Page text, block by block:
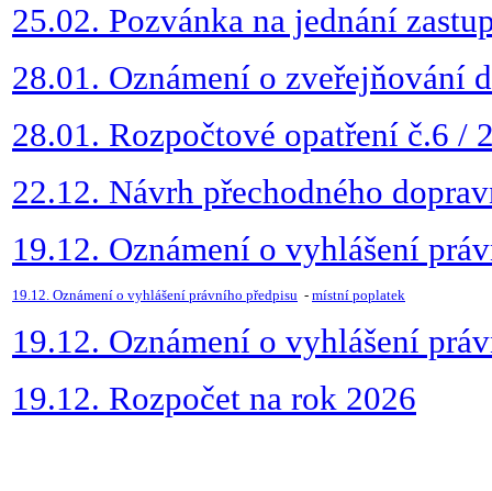
25.02. Pozvánka na jednání
28.01. Oznámení o zveřejňování
28.01. Rozpočtové opatření č.6 /
22.12. Návrh přechodného
19.12. Oznámení o vyhlášení
19.12. Oznámení o vyhlášení právního předpisu - místní poplatek
19.12. Oznámení o vyhlášení
19.12. Rozpočet na rok 2026